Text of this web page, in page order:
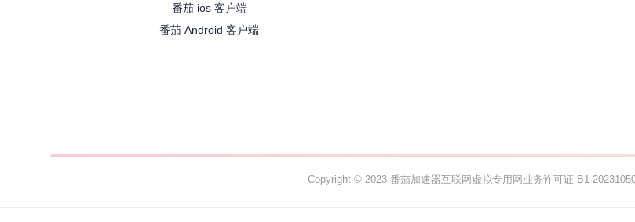
番茄 ios 客户端
番茄 Android 客户端
Copyright © 2023 番茄加速器互联网虚拟专用网业务许可证 B1-